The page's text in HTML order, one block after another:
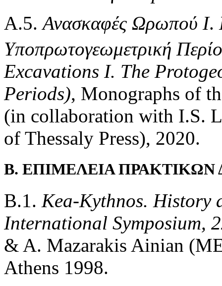
Α.5.Ανασκαφές Ωρωπού Ι.
Υποπρωτογεωμετρική
Excavations I. The
Periods), Monographs of
(in collaboration with I.S.
of Thessaly Press), 2020.
Β. ΕΠΙΜΕΛΕΙΑ
Β.1. Kea-Kythnos. History
International Symposium,
& A. Mazarakis Ainian
Αthens 1998.